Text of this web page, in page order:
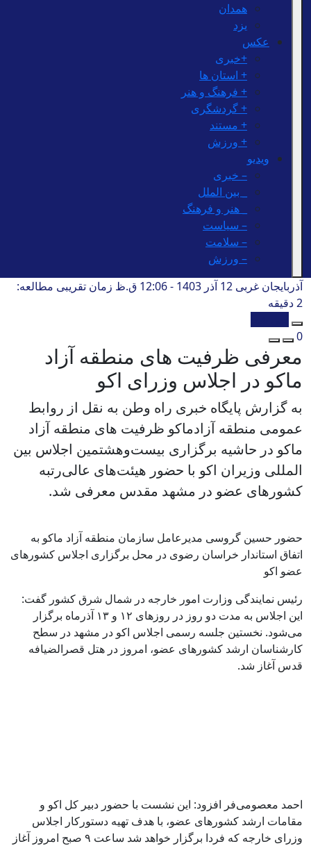
همدان
یزد
عکس
+خبری
+ استان ها
+ فرهنگ و هنر
+ گردشگری
+ مستند
+ ورزش
ویدیو
– خبری
_ بین الملل
_ هنر و فرهنگ
– سیاست
– سلامت
– ورزش
آذربایجان غربی 12 آذر 1403 - 12:06 ق.ظ
زمان تقریبی مطالعه:
2 دقیقه
0
معرفی ظرفیت های منطقه آزاد
ماکو در اجلاس وزرای اکو
به گزارش پایگاه خبری راه وطن به نقل از روابط
عمومی منطقه آزادماکو ظرفیت های منطقه آزاد
ماکو در حاشیه برگزاری بیست‌وهشتمین اجلاس بین
المللی وزیران اکو با حضور هیئت‌های عالی‌رتبه
کشور‌های عضو در مشهد مقدس معرفی شد.
حضور حسین گروسی مدیرعامل سازمان منطقه آزاد ماکو به
اتفاق استاندار خراسان رضوی در محل برگزاری اجلاس کشورهای
عضو اکو
رئیس نمایندگی وزارت امور خارجه در شمال شرق کشور گفت:
این اجلاس به مدت دو روز در روز‌های ۱۲ و ۱۳ آذرماه برگزار
می‌شود. نخستین جلسه رسمی اجلاس اکو در مشهد در سطح
کارشناسان ارشد کشور‌های عضو، امروز در هتل قصر‌الضیافه
قدس آغاز شد.
احمد معصومی‌فر افزود: این نشست با حضور دبیر کل اکو و
مقامات ارشد کشور‌های عضو، با هدف تهیه دستورکار اجلاس
وزرای خارجه که فردا برگزار خواهد شد ساعت ۹ صبح امروز آغاز